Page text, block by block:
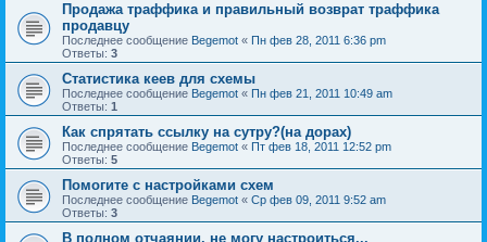
Продажа траффика и правильный возврат траффика
продавцу
Последнее сообщение Begemot « Пн фев 28, 2011 6:36 pm
Ответы: 3
Статистика кеев для схемы
Последнее сообщение Begemot « Пн фев 21, 2011 10:49 am
Ответы: 1
Как спрятать ссылку на сутру?(на дорах)
Последнее сообщение Begemot « Пт фев 18, 2011 12:52 pm
Ответы: 5
Помогите с настройками схем
Последнее сообщение Begemot « Ср фев 09, 2011 9:52 am
Ответы: 3
В полном отчаянии, не могу настроиться...